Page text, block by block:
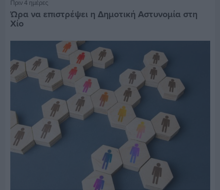
Πριν 4 ημέρες
Ώρα να επιστρέψει η Δημοτική Αστυνομία στη
Χίο